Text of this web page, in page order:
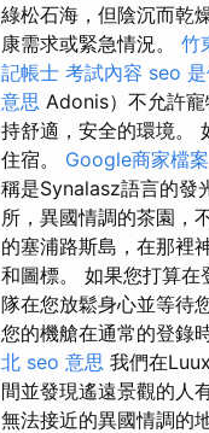
綠松石海，但陰沉而乾
康需求或緊急情況。 竹
記帳士 考試內容 seo
意思 Adonis）不允許寵
持舒適，安全的環境。
住宿。 Google商家檔案
稱是Synalasz語言的發
所，異國情調的茶園，
的塞浦路斯島，在那裡
和圖標。 如果您打算在
隊在您放鬆身心並等待
您的機艙在通常的登錄
北 seo 意思 我們在
間並發現遙遠景觀的人
無法接近的異國情調的